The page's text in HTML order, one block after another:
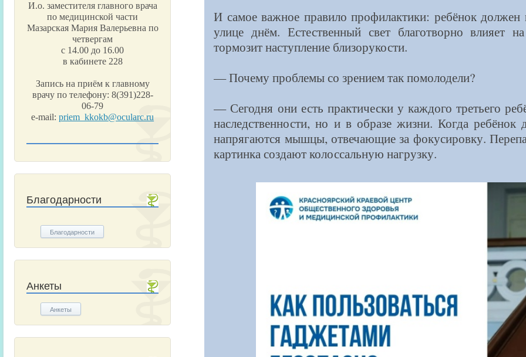
И.о. заместителя главного врача
по медицинской части
Мазарская Мария Валерьевна по
четвергам
с 14.00 до 16.00
в кабинете 228
Запись на приём к главному
врачу по телефону: 8(391)228-
06-79
e-mail:priem_kkokb@ocularc.ru
Благодарности
Благодарности
Анкеты
Анкеты
И самое важное правило профилактики: ребёнок должен
улице днём. Естественный свет благотворно влияет
тормозит наступление близорукости.
— Почему проблемы со зрением так помолодели?
— Сегодня они есть практически у каждого третьего
наследственности, но и в образе жизни. Когда ребёнок
напрягаются мышцы, отвечающие за фокусировку.
картинка создают колоссальную нагрузку.